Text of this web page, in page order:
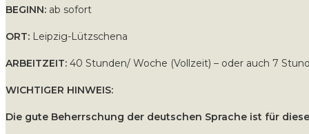
BEGINN: ab sofort
ORT: Leipzig-Lützschena
ARBEITZEIT: 40 Stunden/ Woche (Vollzeit) – oder auch 7
WICHTIGER HINWEIS:
Die gute Beherrschung der deutschen Sprache ist für